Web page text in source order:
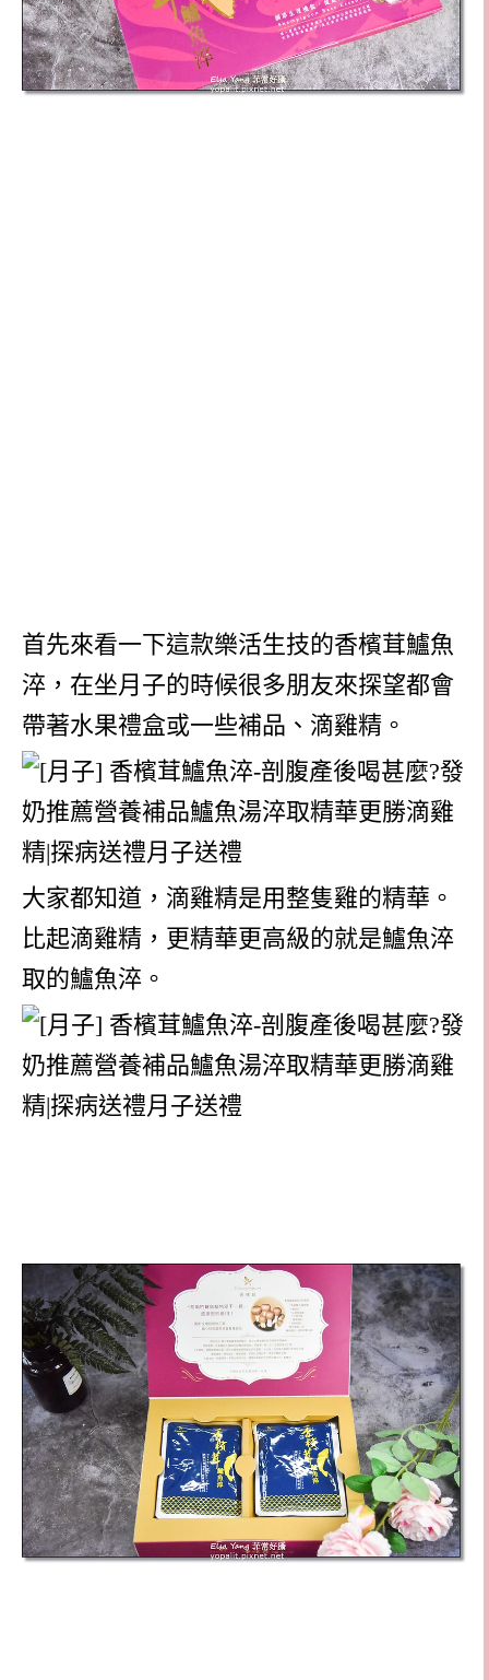
首先來看一下這款樂活生技的香檳茸鱸魚
淬，在坐月子的時候很多朋友來探望都會
帶著水果禮盒或一些補品、滴雞精。
大家都知道，滴雞精是用整隻雞的精華。
比起滴雞精，更精華更高級的就是鱸魚淬
取的鱸魚淬。